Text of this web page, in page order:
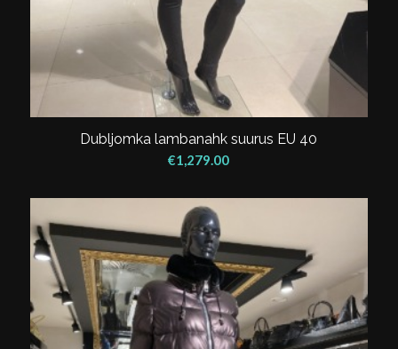
Dubljomka lambanahk suurus EU 40
€1,279.00